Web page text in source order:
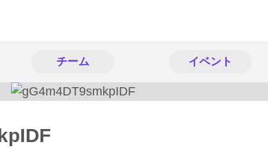
チーム イベント